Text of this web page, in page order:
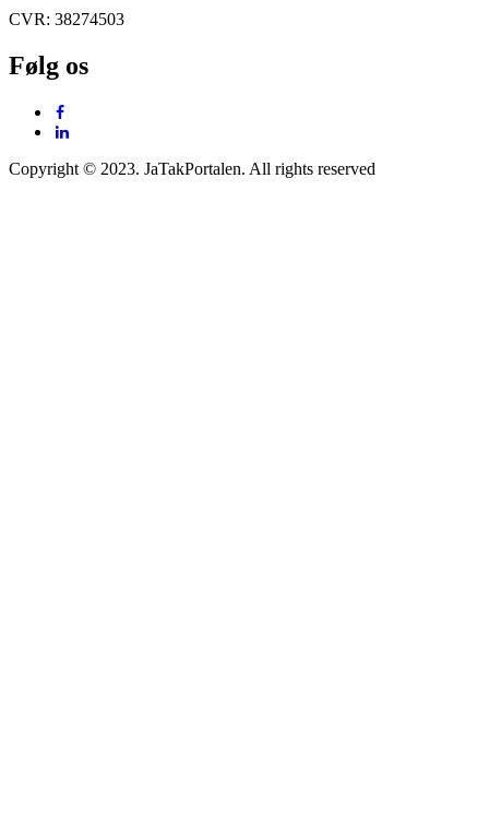
CVR: 38274503
Følg os
Copyright © 2023. JaTakPortalen. All rights reserved